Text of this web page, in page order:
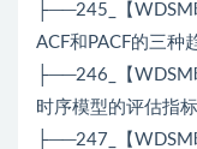
├──245_【WDSM
ACF和PACF的三种
├──246_【WDSM
时序模型的评估指
├──247_【WDSM